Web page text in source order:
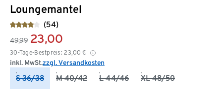
Loungemantel
(54)
49,99 23,00
30-Tage-Bestpreis: 23,00 €
inkl. MwSt.zzgl. Versandkosten
S 36/38 M 40/42 L 44/46 XL 48/50